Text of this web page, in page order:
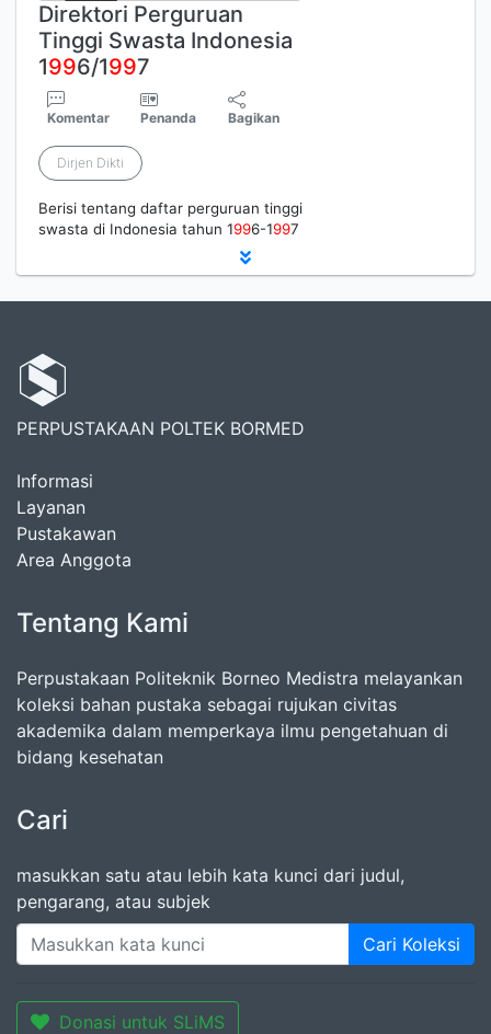
Direktori Perguruan
Tinggi Swasta Indonesia
1996/1997
Komentar Penanda Bagikan
Dirjen Dikti
Berisi tentang daftar perguruan tinggi
swasta di Indonesia tahun 1996-1997
PERPUSTAKAAN POLTEK BORMED
Informasi
Layanan
Pustakawan
Area Anggota
Tentang Kami
Perpustakaan Politeknik Borneo Medistra melayankan
koleksi bahan pustaka sebagai rujukan civitas
akademika dalam memperkaya ilmu pengetahuan di
bidang kesehatan
Cari
masukkan satu atau lebih kata kunci dari judul,
pengarang, atau subjek
Cari Koleksi
Donasi untuk SLiMS